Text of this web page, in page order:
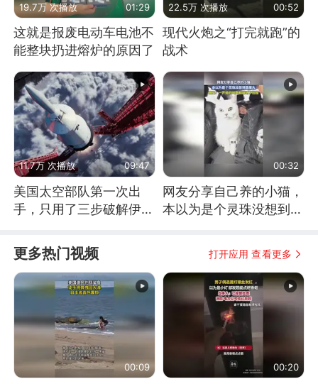
19.7万 次播放 01:29
这就是报废电动车电池不
能整块扔进熔炉的原因了
22.5万 次播放 00:52
现代火炮之“打完就跑”的
战术
11.7万 次播放 09:47
美国太空部队第一次出
手，只用了三步破解伊朗
00:32
网友分享自己养的小猫，
本以为是个灵珠没想到是
更多热门视频 打开应用 查看更多
00:09 00:20